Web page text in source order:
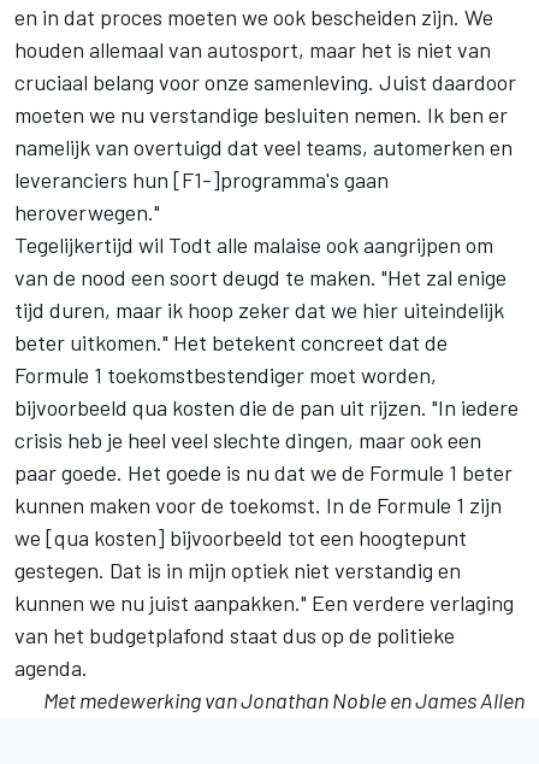
en in dat proces moeten we ook bescheiden zijn. We
houden allemaal van autosport, maar het is niet van
cruciaal belang voor onze samenleving. Juist daardoor
moeten we nu verstandige besluiten nemen. Ik ben er
namelijk van overtuigd dat veel teams, automerken en
leveranciers hun [F1-]programma's gaan
heroverwegen."
Tegelijkertijd wil Todt alle malaise ook aangrijpen om
van de nood een soort deugd te maken. "Het zal enige
tijd duren, maar ik hoop zeker dat we hier uiteindelijk
beter uitkomen." Het betekent concreet dat de
Formule 1 toekomstbestendiger moet worden,
bijvoorbeeld qua kosten die de pan uit rijzen. "In iedere
crisis heb je heel veel slechte dingen, maar ook een
paar goede. Het goede is nu dat we de Formule 1 beter
kunnen maken voor de toekomst. In de Formule 1 zijn
we [qua kosten] bijvoorbeeld tot een hoogtepunt
gestegen. Dat is in mijn optiek niet verstandig en
kunnen we nu juist aanpakken." Een verdere verlaging
van het budgetplafond staat dus op de politieke
agenda.
Met medewerking van Jonathan Noble en James Allen